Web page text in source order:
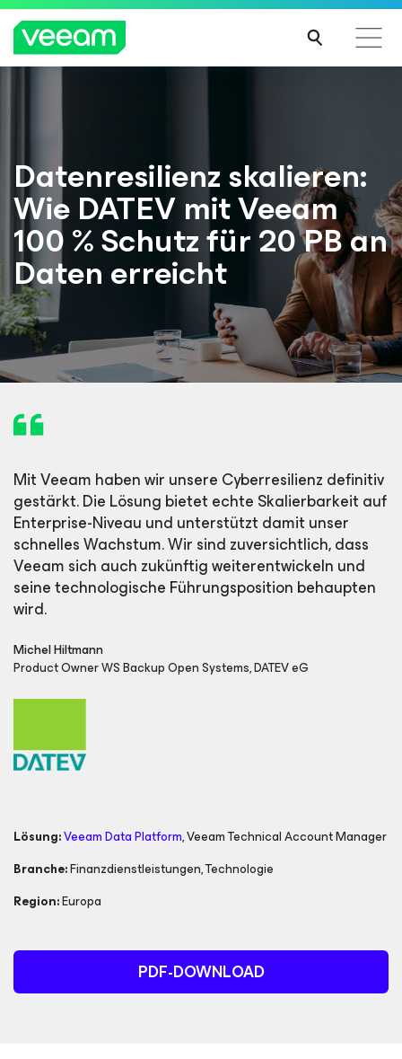
Update von CrowdStrike betroffen sind
R
ERFA
HRE
N
Datenresilienz skalieren:
Wie DATEV mit Veeam
100 % Schutz für 20 PB an
Daten erreicht
Mit Veeam haben wir unsere Cyberresilienz definitiv
gestärkt. Die Lösung bietet echte Skalierbarkeit auf
Enterprise-Niveau und unterstützt damit unser
schnelles Wachstum. Wir sind zuversichtlich, dass
Veeam sich auch zukünftig weiterentwickeln und
seine technologische Führungsposition behaupten
wird.
Michel Hiltmann
Product Owner WS Backup Open Systems, DATEV eG
Lösung:Veeam Data Platform,Veeam Technical Account Manager
Branche:Finanzdienstleistungen,Technologie
Region:Europa
PDF-DOWNLOAD